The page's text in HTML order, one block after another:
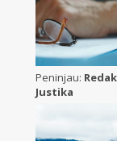
Peninjau:
Justika